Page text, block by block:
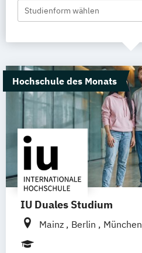
Studienform wählen
Hochschule des Monats
IU Duales Studium
Mainz Berlin München